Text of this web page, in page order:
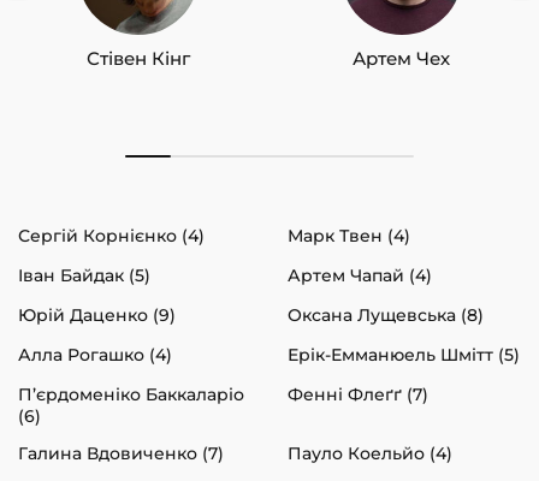
Стівен Кінг Артем Чех
Сергій Корнієнко (4)
Марк Твен (4)
Іван Байдак (5)
Артем Чапай (4)
Юрій Даценко (9)
Оксана Лущевська (8)
Алла Рогашко (4)
Ерік-Емманюель Шмітт (5)
П’єрдоменіко Баккаларіо
(6)
Фенні Флеґґ (7)
Галина Вдовиченко (7)
Пауло Коельйо (4)